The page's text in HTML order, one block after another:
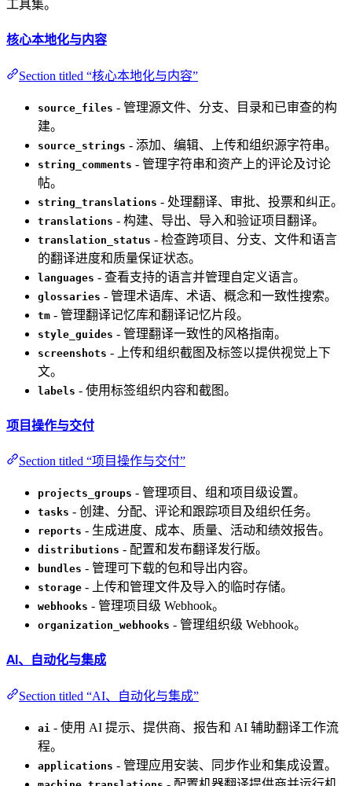
工具集。
核心本地化与内容
Section titled “核心本地化与内容”
source_files - 管理源文件、分支、目录和已审查的构
建。
source_strings - 添加、编辑、上传和组织源字符串。
string_comments - 管理字符串和资产上的评论及讨论
帖。
string_translations - 处理翻译、审批、投票和纠正。
translations - 构建、导出、导入和验证项目翻译。
translation_status - 检查跨项目、分支、文件和语言
的翻译进度和质量保证状态。
languages - 查看支持的语言并管理自定义语言。
glossaries - 管理术语库、术语、概念和一致性搜索。
tm - 管理翻译记忆库和翻译记忆片段。
style_guides - 管理翻译一致性的风格指南。
screenshots - 上传和组织截图及标签以提供视觉上下
文。
labels - 使用标签组织内容和截图。
项目操作与交付
Section titled “项目操作与交付”
projects_groups - 管理项目、组和项目级设置。
tasks - 创建、分配、评论和跟踪项目及组织任务。
reports - 生成进度、成本、质量、活动和绩效报告。
distributions - 配置和发布翻译发行版。
bundles - 管理可下载的包和导出内容。
storage - 上传和管理文件及导入的临时存储。
webhooks - 管理项目级 Webhook。
organization_webhooks - 管理组织级 Webhook。
AI、自动化与集成
Section titled “AI、自动化与集成”
ai - 使用 AI 提示、提供商、报告和 AI 辅助翻译工作流
程。
applications - 管理应用安装、同步作业和集成设置。